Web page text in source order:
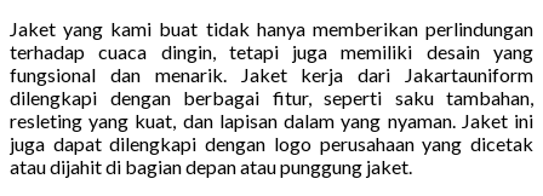
Jaket yang kami buat tidak hanya memberikan perlindungan
terhadap cuaca dingin, tetapi juga memiliki desain yang
fungsional dan menarik. Jaket kerja dari Jakartauniform
dilengkapi dengan berbagai fitur, seperti saku tambahan,
resleting yang kuat, dan lapisan dalam yang nyaman. Jaket ini
juga dapat dilengkapi dengan logo perusahaan yang dicetak
atau dijahit di bagian depan atau punggung jaket.